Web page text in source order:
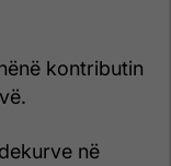
kontributin
në